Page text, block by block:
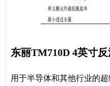
东丽TM710D 4英寸反
用于半导体和其他行业的